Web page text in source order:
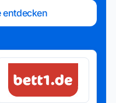
entdecken